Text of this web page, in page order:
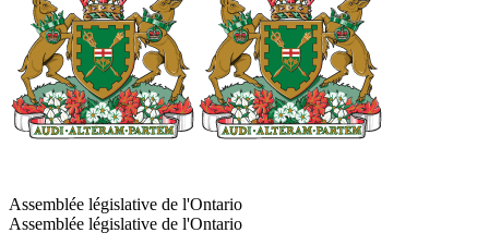
Assemblée législative de l'Ontario
Assemblée législative de l'Ontario